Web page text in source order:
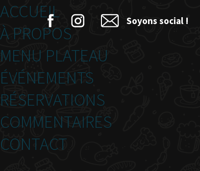
Soyons social !
ACCUEIL
À PROPOS
MENU PLATEAU
ÉVÉNEMENTS
RÉSERVATIONS
COMMENTAIRES
CONTACT